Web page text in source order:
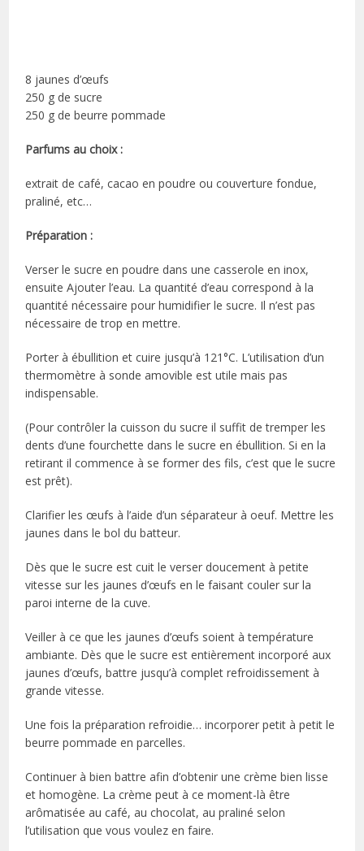
8 jaunes d’œufs
250 g de sucre
250 g de beurre pommade
Parfums au choix :
extrait de café, cacao en poudre ou couverture fondue,
praliné, etc…
Préparation :
Verser le sucre en poudre dans une casserole en inox,
ensuite Ajouter l’eau. La quantité d’eau correspond à la
quantité nécessaire pour humidifier le sucre. Il n’est pas
nécessaire de trop en mettre.
Porter à ébullition et cuire jusqu’à 121°C. L’utilisation d’un
thermomètre à sonde amovible est utile mais pas
indispensable.
(Pour contrôler la cuisson du sucre il suffit de tremper les
dents d’une fourchette dans le sucre en ébullition. Si en la
retirant il commence à se former des fils, c’est que le sucre
est prêt).
Clarifier les œufs à l’aide d’un séparateur à oeuf. Mettre les
jaunes dans le bol du batteur.
Dès que le sucre est cuit le verser doucement à petite
vitesse sur les jaunes d’œufs en le faisant couler sur la
paroi interne de la cuve.
Veiller à ce que les jaunes d’œufs soient à température
ambiante. Dès que le sucre est entièrement incorporé aux
jaunes d’œufs, battre jusqu’à complet refroidissement à
grande vitesse.
Une fois la préparation refroidie… incorporer petit à petit le
beurre pommade en parcelles.
Continuer à bien battre afin d’obtenir une crème bien lisse
et homogène. La crème peut à ce moment-là être
arômatisée au café, au chocolat, au praliné selon
l’utilisation que vous voulez en faire.